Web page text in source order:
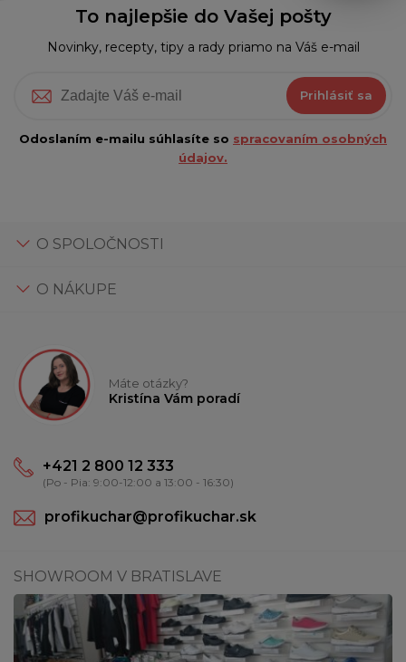
To najlepšie do Vašej pošty
Novinky, recepty, tipy a rady priamo na Váš e-mail
Prihlásiť sa
Odoslaním e-mailu súhlasíte so spracovaním osobných
údajov.
O SPOLOČNOSTI
O NÁKUPE
Máte otázky?
Kristína Vám poradí
+421 2 800 12 333
(Po - Pia: 9:00-12:00 a 13:00 - 16:30)
profikuchar@profikuchar.sk
SHOWROOM V BRATISLAVE